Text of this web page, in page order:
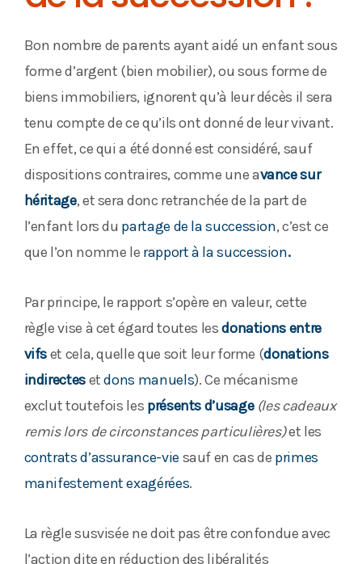
Bon nombre de parents ayant aidé un enfant sous
forme d’argent (bien mobilier), ou sous forme de
biens immobiliers, ignorent qu’à leur décès il sera
tenu compte de ce qu’ils ont donné de leur vivant.
En effet, ce qui a été donné est considéré, sauf
dispositions contraires, comme une avance sur
héritage, et sera donc retranchée de la part de
l’enfant lors du partage de la succession, c’est ce
que l’on nomme le rapport à la succession.
Par principe, le rapport s’opère en valeur, cette
règle vise à cet égard toutes lesdonations entre
vifset cela, quelle que soit leur forme (donations
indirectesetdons manuels). Ce mécanisme
exclut toutefois les présents d’usage (les cadeaux
remis lors de circonstances particulières)et les
contrats d’assurance-vie sauf en cas de primes
manifestement exagérées.
La règle susvisée ne doit pas être confondue avec
l’action dite en réduction des libéralités